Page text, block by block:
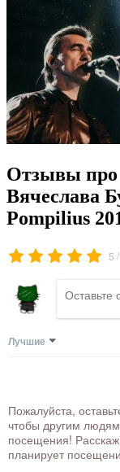
Отзывы про
Вячеслава
Pompilius
5 /
Лучшие
Пожалуйста,
чтобы другим
посещения!
планирует